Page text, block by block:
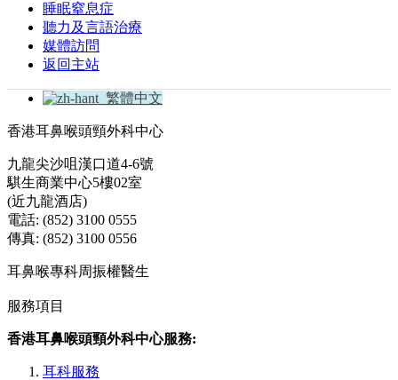
睡眠窒息症
聽力及言語治療
媒體訪問
返回主站
繁體中文
香港耳鼻喉頭頸外科中心
九龍尖沙咀漢口道4-6號
騏生商業中心5樓02室
(近九龍酒店)
電話: (852) 3100 0555
傳真: (852) 3100 0556
耳鼻喉專科周振權醫生
服務項目
香港耳鼻喉頭頸外科中心服務:
耳科服務